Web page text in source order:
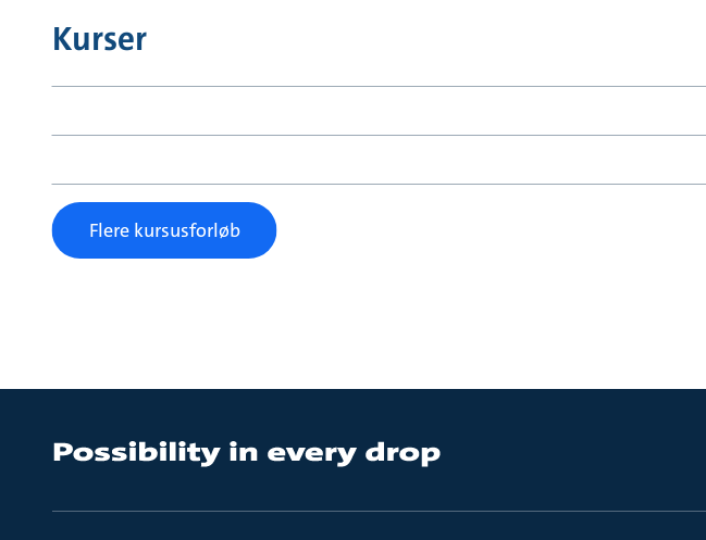
Kurser
Flere kursusforløb